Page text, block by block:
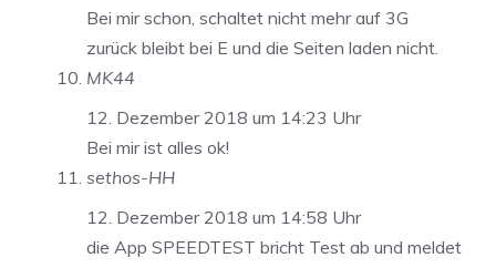
Bei mir schon, schaltet nicht mehr auf 3G
zurück bleibt bei E und die Seiten laden nicht.
MK44
12. Dezember 2018 um 14:23 Uhr
Bei mir ist alles ok!
sethos-HH
12. Dezember 2018 um 14:58 Uhr
die App SPEEDTEST bricht Test ab und meldet